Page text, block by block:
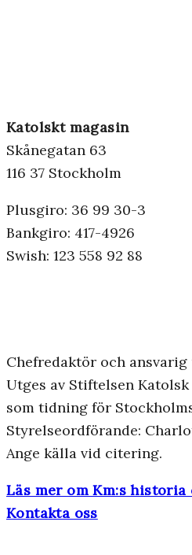
Katolskt magasin
Skånegatan 63
116 37 Stockholm
Plusgiro: 36 99 30-3
Bankgiro: 417-4926
Swish: 123 558 92 88
Chefredaktör och ansvarig
Utges av Stiftelsen
som tidning för
Styrelseordförande:
Ange källa vid citering.
Läs mer om Km:s
Kontakta oss